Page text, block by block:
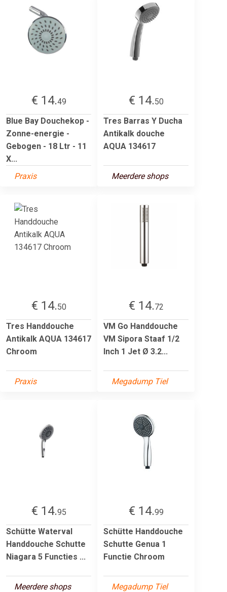
€ 14.49
Blue Bay Douchekop -
Zonne-energie -
Gebogen - 18 Ltr - 11
X...
Praxis
€ 14.50
Tres Barras Y Ducha
Antikalk douche
AQUA 134617
Meerdere shops
€ 14.50
Tres Handdouche
Antikalk AQUA 134617
Chroom
Praxis
€ 14.72
VM Go Handdouche
VM Sipora Staaf 1/2
Inch 1 Jet Ø 3.2...
Megadump Tiel
€ 14.95
Schütte Waterval
Handdouche Schutte
Niagara 5 Functies ...
Meerdere shops
€ 14.99
Schütte Handdouche
Schutte Genua 1
Functie Chroom
Megadump Tiel